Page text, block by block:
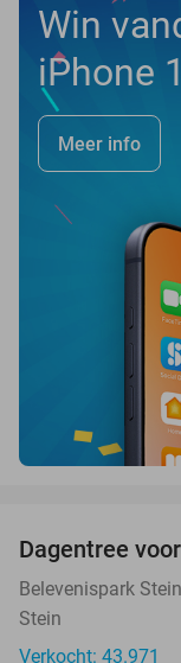
Win
iPhone
Meer info
Dagentree
Belevenispark
Stein
Verkocht: 43.971